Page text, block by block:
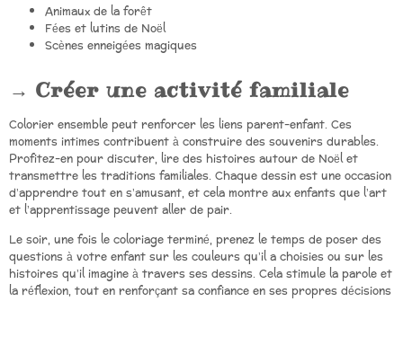
Animaux de la forêt
Fées et lutins de Noël
Scènes enneigées magiques
Créer une activité familiale
Colorier ensemble peut renforcer les liens parent-enfant. Ces
moments intimes contribuent à construire des souvenirs durables.
Profitez-en pour discuter, lire des histoires autour de Noël et
transmettre les traditions familiales. Chaque dessin est une occasion
d’apprendre tout en s’amusant, et cela montre aux enfants que l’art
et l’apprentissage peuvent aller de pair.
Le soir, une fois le coloriage terminé, prenez le temps de poser des
questions à votre enfant sur les couleurs qu’il a choisies ou sur les
histoires qu’il imagine à travers ses dessins. Cela stimule la parole et
la réflexion, tout en renforçant sa confiance en ses propres décisions